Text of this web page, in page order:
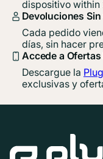
dispositivo within
Devoluciones
Cada pedido
días, sin hacer
Accede a
Descargue la
exclusivas y